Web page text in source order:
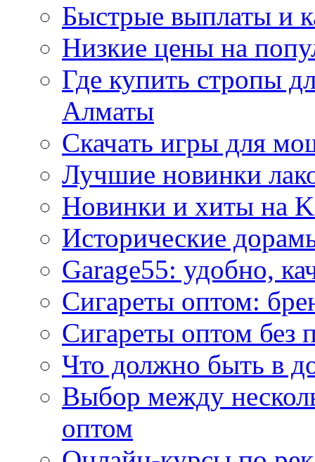
Быстрые выплаты и
Низкие цены на
Где купить стропы
Алматы
Скачать игры для
Лучшие новинки
Новинки и хиты на
Исторические
Garage55: удобно,
Сигареты оптом:
Сигареты оптом без
Что должно быть в
Выбор между
оптом